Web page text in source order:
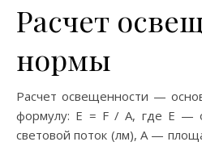
Расчет
нормы
Расчет освещенности —
формулу: E = F / A, где E —
световой поток (лм), A —